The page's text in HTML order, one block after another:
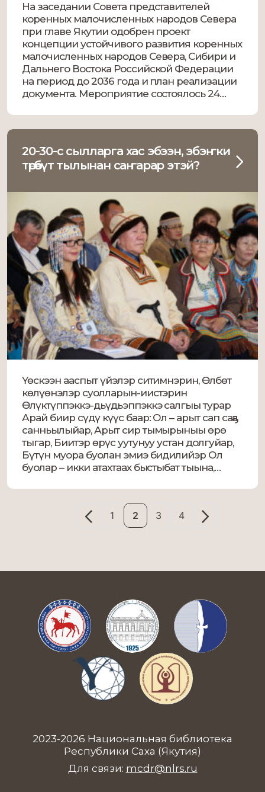
На заседании Совета представителей
коренных малочисленных народов Севера
при главе Якутии одобрен проект
концепции устойчивого развития коренных
малочисленных народов Севера, Сибири и
Дальнего Востока Российской Федерации
на период до 2036 года и план реализации
документа. Мероприятие состоялось 24
премьера правительства республики Ольги
Балабкиной. Фото: Андрей Сорокин, ЯСИА
Ольга Балабкина отметила, что проект […]
20-30-с сылларга хас эбээн, эбэҥки
төрөөбүт тылынан саҥарар этэй?
Үөскээн ааспыт үйэлэр ситимнэрин, Өлбөт
көлүөнэлэр суолларын-иистэрин
Өлүктүппэккэ-дьүдьэппэккэ салгыы турар
Арай биир сүдү күүс баар: Ол – арыт сап саҕа
санньылыйар, Арыт сир тымырыныы өрө
тыгар, Биитэр өрүс уутунуу устан долгуйар,
Бүтүн муора буолан эмиэ бидилийэр Ол
буолар – икки атахтаах быстыбат тыына,
бэйиэтэ В.Лебедев хоһоонуттан. Ааспыт үйэ
1
2 3 4
2023-2026 Национальная библиотека
Республики Саха (Якутия)
Для связи: mcdr@nlrs.ru